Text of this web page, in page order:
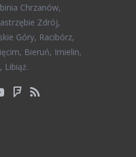
Chrzanów,
Zdrój,
Góry, Racibórz,
Bieruń, Imielin,
Libiąż.